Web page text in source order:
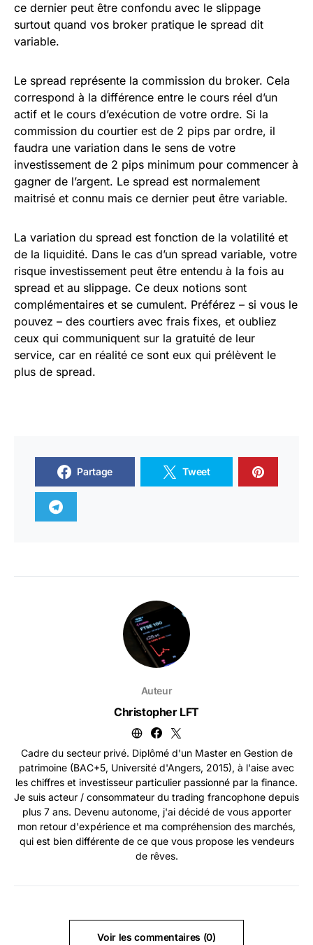
ce dernier peut être confondu avec le slippage
surtout quand vos broker pratique le spread dit
variable.
Le spread représente la commission du broker. Cela
correspond à la différence entre le cours réel d’un
actif et le cours d’exécution de votre ordre. Si la
commission du courtier est de 2 pips par ordre, il
faudra une variation dans le sens de votre
investissement de 2 pips minimum pour commencer à
gagner de l’argent. Le spread est normalement
maitrisé et connu mais ce dernier peut être variable.
La variation du spread est fonction de la volatilité et
de la liquidité. Dans le cas d’un spread variable, votre
risque investissement peut être entendu à la fois au
spread et au slippage. Ce deux notions sont
complémentaires et se cumulent. Préférez – si vous le
pouvez – des courtiers avec frais fixes, et oubliez
ceux qui communiquent sur la gratuité de leur
service, car en réalité ce sont eux qui prélèvent le
plus de spread.
Partage Tweet
Auteur
Christopher LFT
Cadre du secteur privé. Diplômé d'un Master en Gestion de
patrimoine (BAC+5, Université d'Angers, 2015), à l'aise avec
les chiffres et investisseur particulier passionné par la finance.
Je suis acteur / consommateur du trading francophone depuis
plus 7 ans. Devenu autonome, j'ai décidé de vous apporter
mon retour d'expérience et ma compréhension des marchés,
qui est bien différente de ce que vous propose les vendeurs
de rêves.
Voir les commentaires (0)